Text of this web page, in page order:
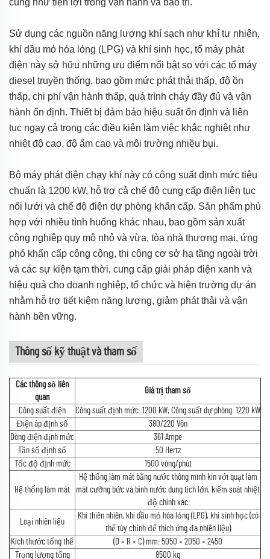
cũng như tiện lợi trong vận hành và bảo trì.
Sử dụng các nguồn năng lượng khí sạch như khí tự nhiên,
khí dầu mỏ hóa lỏng (LPG) và khí sinh học, tổ máy phát
điện này sở hữu những ưu điểm nổi bật so với các tổ máy
diesel truyền thống, bao gồm mức phát thải thấp, độ ồn
thấp, chi phí vận hành thấp, quá trình cháy đầy đủ và vận
hành ổn định. Thiết bị đảm bảo hiệu suất ổn định và liên
tục ngay cả trong các điều kiện làm việc khắc nghiệt như
nhiệt độ cao, độ ẩm cao và môi trường nhiều bụi.
Bộ máy phát điện chạy khí này có công suất định mức tiêu
chuẩn là 1200 kW, hỗ trợ cả chế độ cung cấp điện liên tục
nối lưới và chế độ điện dự phòng khẩn cấp. Sản phẩm phù
hợp với nhiều tình huống khác nhau, bao gồm sản xuất
công nghiệp quy mô nhỏ và vừa, tòa nhà thương mại, ứng
phó khẩn cấp công cộng, thi công cơ sở hạ tầng ngoài trời
và các sự kiện tạm thời, cung cấp giải pháp điện xanh và
hiệu quả cho doanh nghiệp, tổ chức và hiện trường dự án
nhằm hỗ trợ tiết kiệm năng lượng, giảm phát thải và vận
hành bền vững.
Thông số kỹ thuật và tham số
Các thông số liên
quan
Giá trị tham số
Công suất điện
Công suất định mức: 1200 kW; Công suất dự phòng: 1220 kW
Điện áp định số
380/220 Vôn
Dòng điện định mức
361 Ampe
Tần số định số
50 Hertz
Tốc độ định mức
1500 vòng/phút
Hệ thống làm mát
Hệ thống làm mát bằng nước thông minh kín với quạt làm
mát cưỡng bức và bình nước dung tích lớn, kiểm soát nhiệt
độ chính xác
Loại nhiên liệu
Khí thiên nhiên, khí dầu mỏ hóa lỏng (LPG), khí sinh học (có
thể tùy chỉnh để thích ứng đa nhiên liệu)
Kích thước tổng thể
(D × R × C) mm: 5050 × 2050 × 2450
Trọng lượng tổng
8500 kg